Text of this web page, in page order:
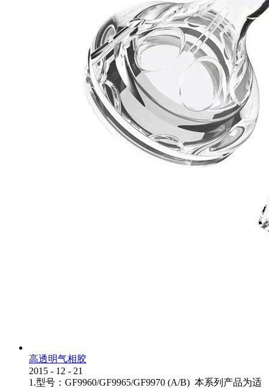
高透明气相胶
2015 - 12 - 21
1.型号：GF9960/GF9965/GF9970 (A/B) 本系列产品为适